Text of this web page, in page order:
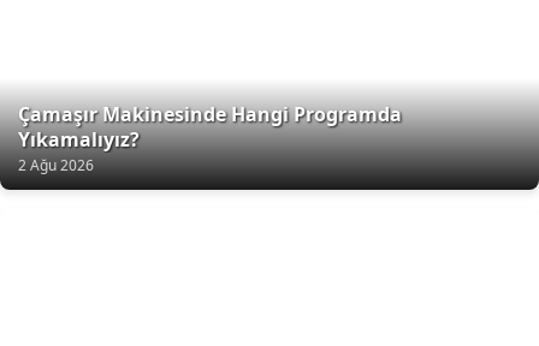
Çamaşır Makinesinde Hangi Programda
Yıkamalıyız?
2 Ağu 2026